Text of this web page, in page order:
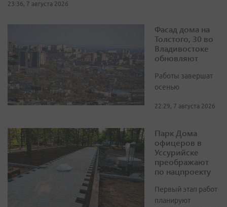
23:36, 7 августа 2026
Фасад дома на
Толстого, 30 во
Владивостоке
обновляют
Работы завершат
осенью
22:29, 7 августа 2026
Парк Дома
офицеров в
Уссурийске
преображают
по нацпроекту
Первый этап работ
планируют